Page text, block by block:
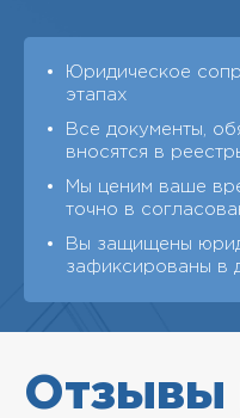
Юридическое
этапах
Все документы,
вносятся в
Мы ценим ваше
точно в
Вы защищены
зафиксированы в
Отзывы